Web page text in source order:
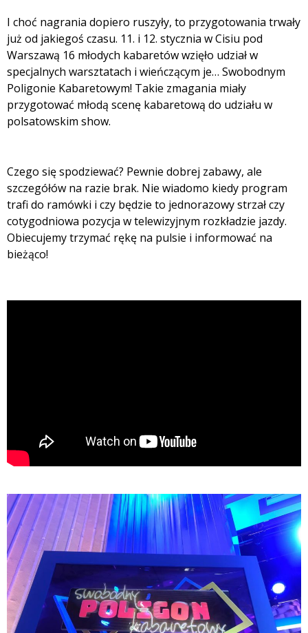
I choć nagrania dopiero ruszyły, to przygotowania trwały
już od jakiegoś czasu. 11. i 12. stycznia w Cisiu pod
Warszawą 16 młodych kabaretów wzięło udział w
specjalnych warsztatach i wieńczącym je… Swobodnym
Poligonie Kabaretowym! Takie zmagania miały
przygotować młodą scenę kabaretową do udziału w
polsatowskim show.
Czego się spodziewać? Pewnie dobrej zabawy, ale
szczegółów na razie brak. Nie wiadomo kiedy program
trafi do ramówki i czy będzie to jednorazowy strzał czy
cotygodniowa pozycja w telewizyjnym rozkładzie jazdy.
Obiecujemy trzymać rękę na pulsie i informować na
bieżąco!